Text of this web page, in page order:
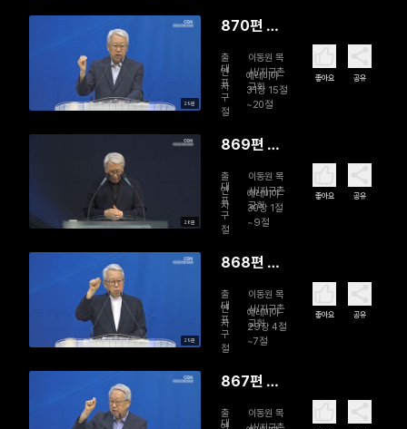
29분
870편 라
물을 멈추
어라
출
연
자
이동원 목
사/지구촌
교회
대
표
구
절
예레미야
31장 15절
~20절
좋아요 공유
28분
869편 멍
포박에서
자유하리라
출
연
자
이동원 목
사/지구촌
교회
대
표
구
절
예레미야
30장 1절
~9절
좋아요 공유
29분
868편 유
반전
출
연
자
이동원 목
사/지구촌
교회
대
표
구
절
예레미야
29장 4절
~7절
좋아요 공유
867편 나
신 쇠 멍에
출
이동원 목
대